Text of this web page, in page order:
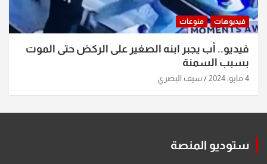
فيديوهات منوعات
فيديو.. أب يجبر ابنه الصغير على الركض حتى الموت
بسبب السمنة
4 مايو، 2024 سيف البصري
ستوديو المنصة